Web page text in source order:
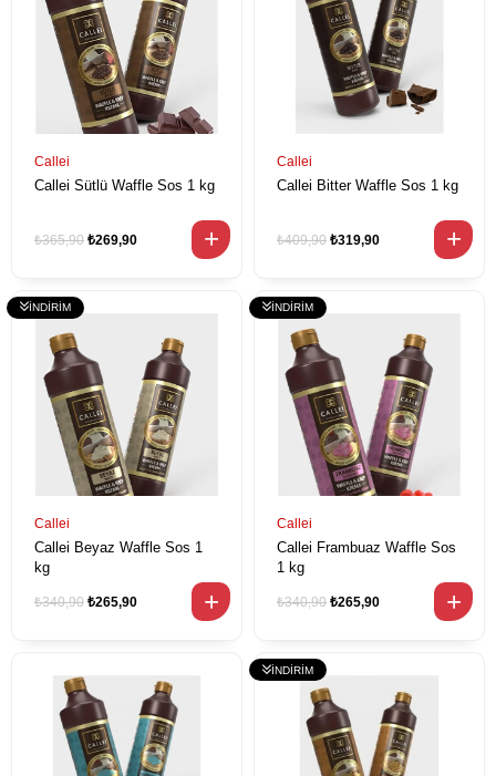
Callei
Callei Sütlü Waffle Sos 1 kg
₺269,90
₺365,90
Callei
Callei Bitter Waffle Sos 1 kg
₺319,90
₺409,90
Callei
Callei Beyaz Waffle Sos 1
kg
₺265,90
₺340,90
Callei
Callei Frambuaz Waffle Sos
1 kg
₺265,90
₺340,90